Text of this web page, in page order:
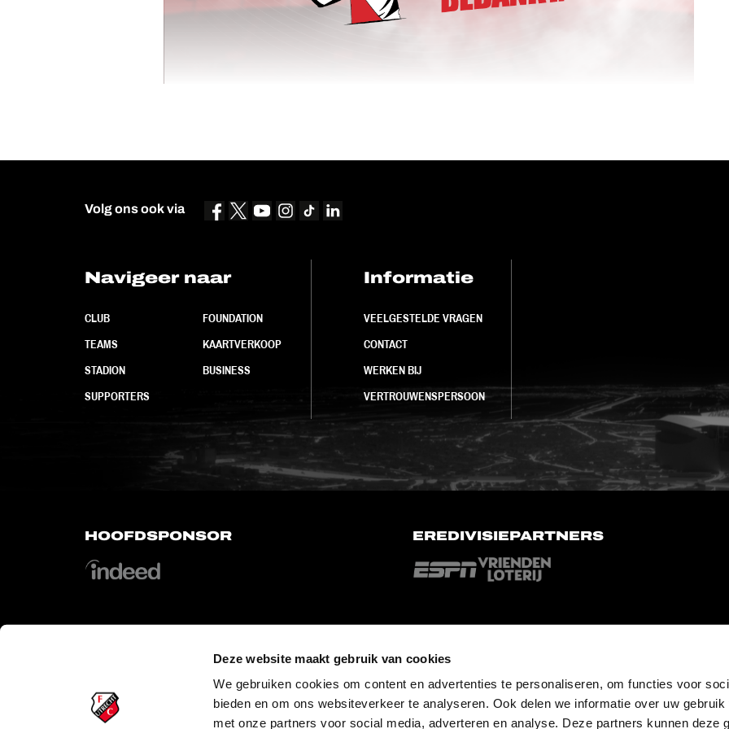
Deze website maakt gebruik van cookies
We gebruiken cookies om content en advertenties te personaliseren, om functies voor
bieden en om ons websiteverkeer te analyseren. Ook delen we informatie over uw
met onze partners voor social media, adverteren en analyse. Deze partners kunnen deze
Volg ons ook via
Navigeer naar
CLUB
TEAMS
STADION
SUPPORTERS
FOUNDATION
KAARTVERKOOP
BUSINESS
Informatie
VEELGESTELDE VRAGEN
CONTACT
WERKEN BIJ
VERTROUWENSPERSOON
HOOFDSPONSOR EREDIVISIEPARTNERS
OFFICIAL PARTNERS